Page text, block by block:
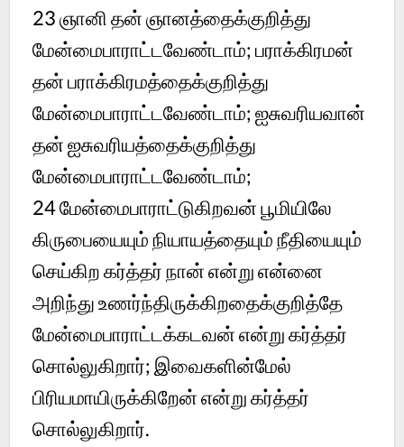
23 ஞானி தன் ஞானத்தைக்குறித்து
மேன்மைபாராட்டவேண்டாம்; பராக்கிரமன்
தன் பராக்கிரமத்தைக்குறித்து
மேன்மைபாராட்டவேண்டாம்; ஐசுவரியவான்
தன் ஐசுவரியத்தைக்குறித்து
மேன்மைபாராட்டவேண்டாம்;
24 மேன்மைபாராட்டுகிறவன் பூமியிலே
கிருபையையும் நியாயத்தையும் நீதியையும்
செய்கிற கர்த்தர் நான் என்று என்னை
அறிந்து உணர்ந்திருக்கிறதைக்குறித்தே
மேன்மைபாராட்டக்கடவன் என்று கர்த்தர்
சொல்லுகிறார்; இவைகளின்மேல்
பிரியமாயிருக்கிறேன் என்று கர்த்தர்
சொல்லுகிறார்.